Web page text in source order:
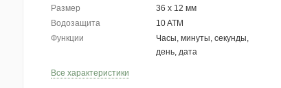
Размер
36 х 12 мм
Водозащита
10 ATM
Функции
Часы, минуты, секунды,
день, дата
Все характеристики